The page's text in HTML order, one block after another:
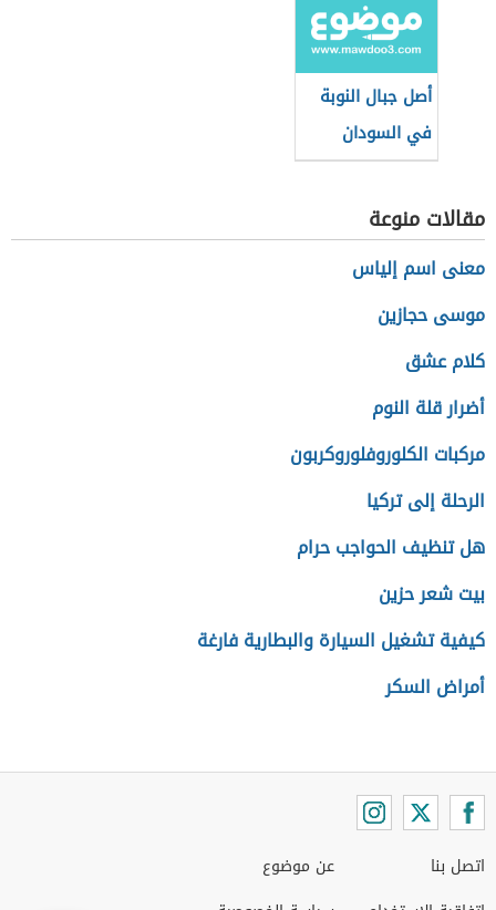
والأحداث
أصل جبال النوبة
في السودان
مقالات منوعة
معنى اسم إلياس
موسى حجازين
كلام عشق
أضرار قلة النوم
مركبات الكلوروفلوروكربون
الرحلة إلى تركيا
هل تنظيف الحواجب حرام
بيت شعر حزين
كيفية تشغيل السيارة والبطارية فارغة
أمراض السكر
اتصل بنا
عن موضوع